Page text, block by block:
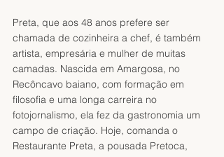
Preta, que aos 48 anos prefere ser
chamada de cozinheira a chef, é também
artista, empresária e mulher de muitas
camadas. Nascida em Amargosa, no
Recôncavo baiano, com formação em
filosofia e uma longa carreira no
fotojornalismo, ela fez da gastronomia um
campo de criação. Hoje, comanda o
Restaurante Preta, a pousada Pretoca,